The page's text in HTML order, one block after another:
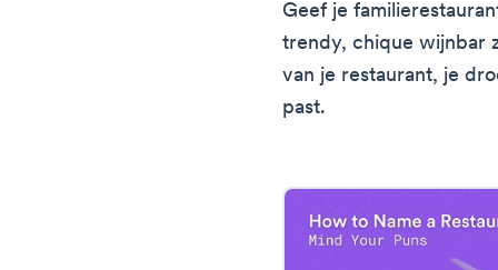
Geef je
trendy, chique wijnbar
van je restaurant, je
past.